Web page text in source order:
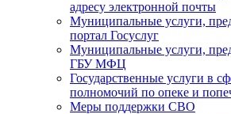
адресу электронной почты
Муниципальные услуги,
портал Госуслуг
Муниципальные услуги,
ГБУ МФЦ
Государственные услуги в
полномочий по опеке и
Меры поддержки СВО